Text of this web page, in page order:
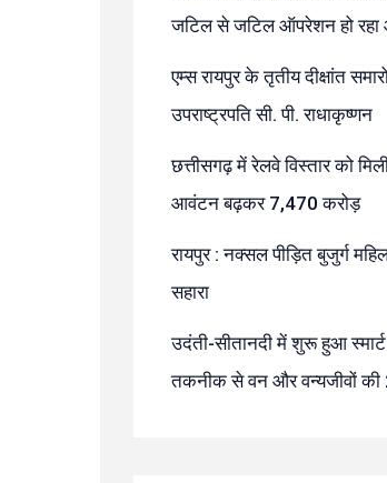
जटिल से जटिल ऑपरेशन हो रहा
एम्स रायपुर के तृतीय दीक्षांत
उपराष्ट्रपति सी. पी. राधाकृष्णन
छत्तीसगढ़ में रेलवे विस्तार को
आवंटन बढ़कर 7,470 करोड़
रायपुर : नक्सल पीड़ित बुजुर्ग
सहारा
उदंती-सीतानदी में शुरू हुआ
तकनीक से वन और वन्यजीवों की